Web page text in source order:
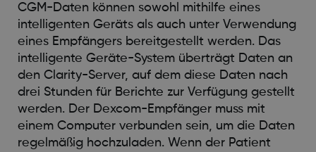
CGM-Daten können sowohl mithilfe eines
intelligenten Geräts als auch unter Verwendung
eines Empfängers bereitgestellt werden. Das
intelligente Geräte-System überträgt Daten an
den Clarity-Server, auf dem diese Daten nach
drei Stunden für Berichte zur Verfügung gestellt
werden. Der Dexcom-Empfänger muss mit
einem Computer verbunden sein, um die Daten
regelmäßig hochzuladen. Wenn der Patient